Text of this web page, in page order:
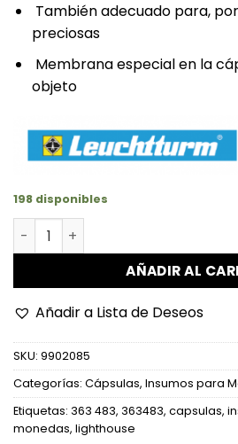
También adecuado para,
preciosas
Membrana especial en la
objeto
198 disponibles
Capsulas para Monedas Magic
AÑADIR AL
Añadir a Lista de Deseos
SKU: 9902085
Categorías: Cápsulas, Insumos para
Etiquetas: 363 483, 363483, capsulas,
monedas, lighthouse